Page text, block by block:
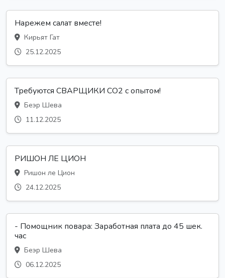
Нарежем салат вместе!
Кирьят Гат
25.12.2025
Требуются СВАРЩИКИ CO2 с опытом!
Беэр Шева
11.12.2025
РИШОН ЛЕ ЦИОН
Ришон ле Цион
24.12.2025
- Помощник повара: Заработная плата до 45 шек.
час
Беэр Шева
06.12.2025